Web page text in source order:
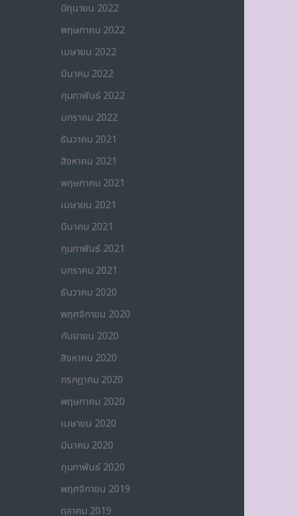
มิถุนายน 2022
พฤษภาคม 2022
เมษายน 2022
มีนาคม 2022
กุมภาพันธ์ 2022
มกราคม 2022
ธันวาคม 2021
สิงหาคม 2021
พฤษภาคม 2021
เมษายน 2021
มีนาคม 2021
กุมภาพันธ์ 2021
มกราคม 2021
ธันวาคม 2020
พฤศจิกายน 2020
กันยายน 2020
สิงหาคม 2020
กรกฎาคม 2020
พฤษภาคม 2020
เมษายน 2020
มีนาคม 2020
กุมภาพันธ์ 2020
พฤศจิกายน 2019
ตุลาคม 2019